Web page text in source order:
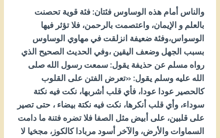
والناس أمام هذه الوساوس فئتان: فئة قوية تحصنت
بالعلم و الإيمان، واعتصمت بالرحمن، فلا تؤثر فيها
الوسواس،وفئة ضعيفة انزلقت في مهاوي الوساوس
بسبب الجهل وضعف اليقين ،وفي الحديث الصحيح الذي
رواه مسلم عن حذيفة يقول: سمعت رسول الله صلى
الله عليه وسلم يقول: «تعرض الفتن على القلوب
كالحصير عودا عودا، فأي قلب أشربها، نكت فيه نكتة
سوداء، وأي قلب أنكرها، نكت فيه نكتة بيضاء ، حتى تصير
على قلبين، على أبيض مثل الصفا فلا تضره فتنة ما دامت
السماوات والأرض، والآخر أسود مربادا كالكوز، مجخيا لا